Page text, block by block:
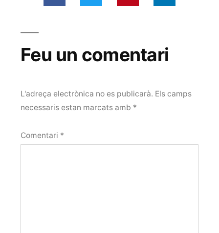
Feu un comentari
L'adreça electrònica no es publicarà. Els camps
necessaris estan marcats amb *
Comentari *